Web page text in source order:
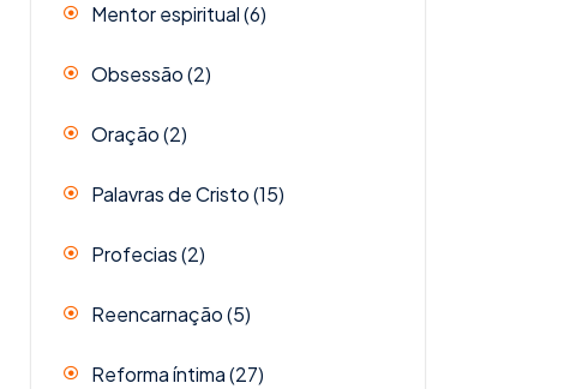
Mentor espiritual(6)
Obsessão(2)
Oração(2)
Palavras de Cristo(15)
Profecias(2)
Reencarnação(5)
Reforma íntima(27)